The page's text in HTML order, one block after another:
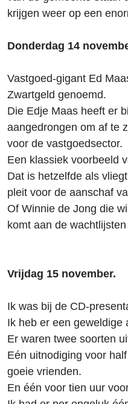
krijgen weer op een
Donderdag 14
Vastgoed-gigant Ed
Zwartgeld genoemd.
Die Edje Maas heeft er
aangedrongen om af te
voor de vastgoedsector.
Een klassiek voorbeeld
Dat is hetzelfde als
pleit voor de aanschaf
Of Winnie de Jong die
komt aan de
Vrijdag 15 november.
Ik was bij de CD-
Ik heb er een geweldige
Er waren twee soorten
Eén uitnodiging voor
goeie vrienden.
En één voor tien uur